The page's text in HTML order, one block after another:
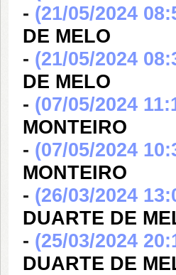
- (21/05/2024
DE MELO
- (21/05/2024
DE MELO
- (07/05/2024
MONTEIRO
- (07/05/2024
MONTEIRO
- (26/03/2024
DUARTE DE
- (25/03/2024
DUARTE DE